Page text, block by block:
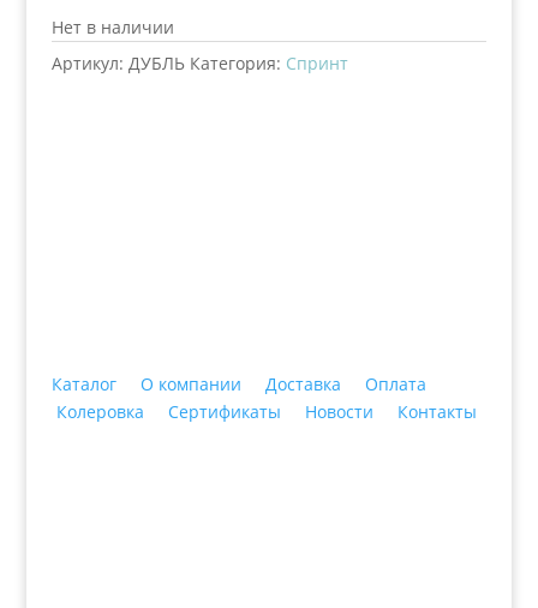
Нет в наличии
Артикул: ДУБЛЬ Категория: Спринт
Каталог О компании Доставка
Оплата
Колеровка
Сертификаты Новости Контакты